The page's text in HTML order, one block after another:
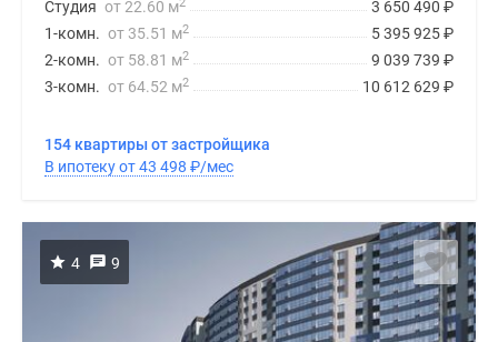
3 650 490 ₽
Студия от 22.60 м
5 395 925₽
1-комн. от 35.51 м2
9 039 739 ₽
2-комн. от 58.81 м2
10 612 629 ₽
3-комн. от 64.52 м2
154 квартиры от застройщика
В ипотеку от 43 498 ₽/мес
4 9